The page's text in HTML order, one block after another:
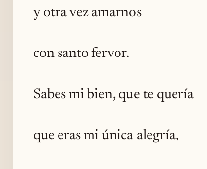
y otra vez amarnos
con santo fervor.
Sabes mi bien, que te quería
que eras mi única alegría,